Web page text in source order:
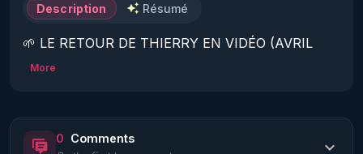
Description Résumé
🌱 LE RETOUR DE THIERRY EN VIDÉO (AVRIL
2022)!
https://www.rgnr.fr/presentation.html
More
0 Comments